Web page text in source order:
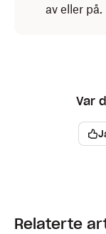
av eller på.
Var
Relaterte